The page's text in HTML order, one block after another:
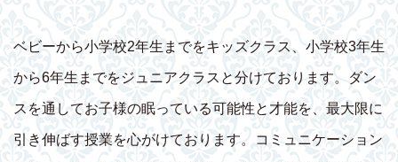
ベビーから小学校2年生までをキッズクラス、小学校3年生
から6年生までをジュニアクラスと分けております。ダン
スを通してお子様の眠っている可能性と才能を、最大限に
引き伸ばす授業を心がけております。コミュニケーション